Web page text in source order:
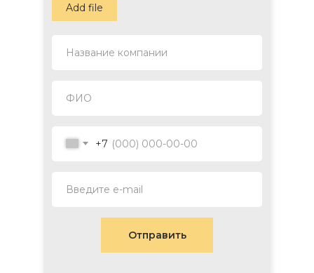
Add file
Название компании
ФИО
+7
Введите e-mail
Отправить